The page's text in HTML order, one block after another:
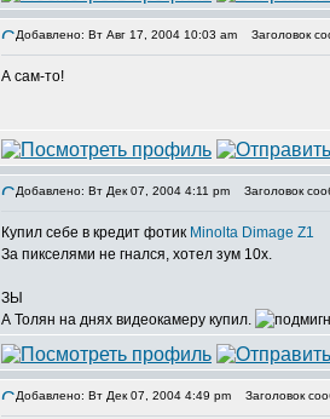
Добавлено: Вт Авг 17, 2004 10:03 am Заголовок
А сам-то!
Добавлено: Вт Дек 07, 2004 4:11 pm Заголовок
Купил себе в кредит фотик Minolta Dimage Z1
За пикселями не гнался, хотел зум 10х.
ЗЫ
А Толян на днях видеокамеру купил.
Добавлено: Вт Дек 07, 2004 4:49 pm Заголовок